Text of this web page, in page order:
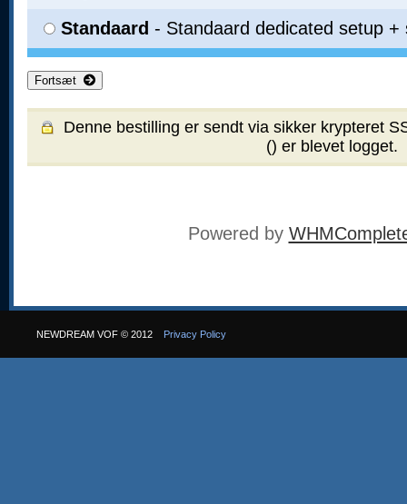
Standaard - Standaard dedicated setup +
Fortsæt
Denne bestilling er sendt via sikker krypteret
() er blevet logget.
Powered by
NEWDREAM VOF © 2012 Privacy Policy